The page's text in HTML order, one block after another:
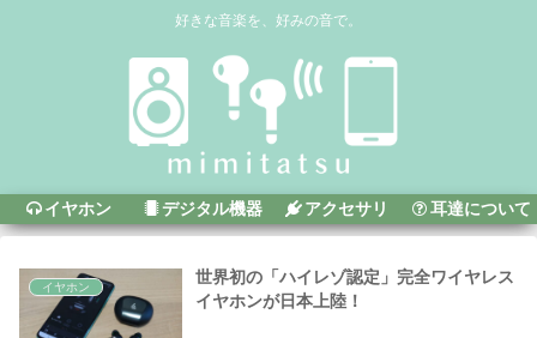
好きな音楽を、好みの音で。
イヤホン デジタル機器 アクセサリ 耳達について
イヤホン
世界初の「ハイレゾ認定」完全ワイヤレス
イヤホンが日本上陸！